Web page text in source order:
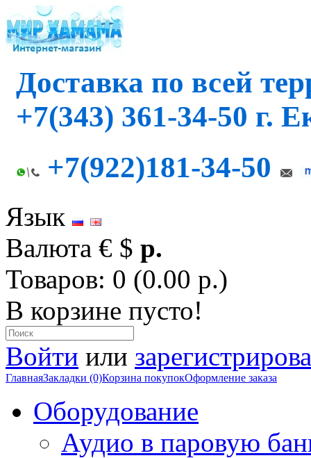
Доставка по всей
+7(343) 361-34-50 г.
+7(922)181-34-50
Язык
Валюта € $ р.
Товаров: 0 (0.00 р.)
В корзине пусто!
Войти или
ГлавнаяЗакладки (0)Корзина покупокОформление заказа
Оборудование
Аудио в паровую